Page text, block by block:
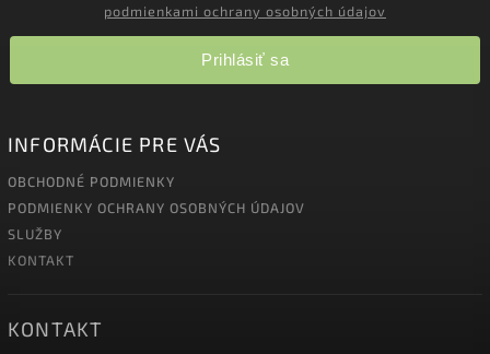
podmienkami ochrany osobných údajov
Prihlásiť sa
INFORMÁCIE PRE VÁS
OBCHODNÉ PODMIENKY
PODMIENKY OCHRANY OSOBNÝCH ÚDAJOV
SLUŽBY
KONTAKT
KONTAKT